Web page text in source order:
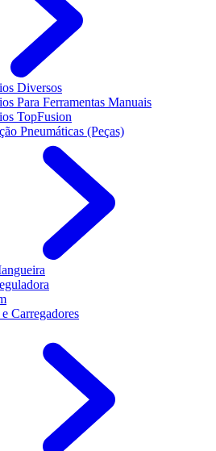
Diversos
Para Ferramentas Manuais
TopFusion
Pneumáticas (Peças)
Carregadores